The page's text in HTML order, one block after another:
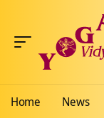
Home News